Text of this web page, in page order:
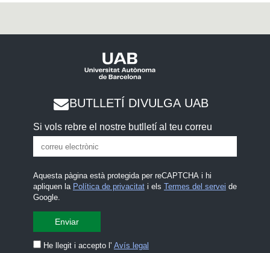
BUTLLETÍ DIVULGA UAB
Si vols rebre el nostre butlletí al teu correu
Aquesta pàgina està protegida per reCAPTCHA i hi
apliquen la Política de privacitati els Termes del servei de
Google.
He llegit i accepto l' Avís legal